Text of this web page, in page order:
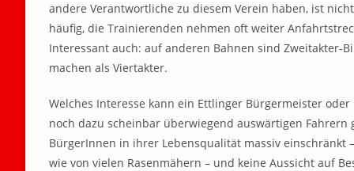
andere Verantwortliche zu diesem Verein haben, ist
häufig, die Trainierenden nehmen oft weiter
Interessant auch: auf anderen Bahnen sind Zweitakter-
machen als Viertakter.
Welches Interesse kann ein Ettlinger Bürgermeister
noch dazu scheinbar überwiegend auswärtigen
BürgerInnen in ihrer Lebensqualität massiv
wie von vielen Rasenmähern – und keine Aussicht auf